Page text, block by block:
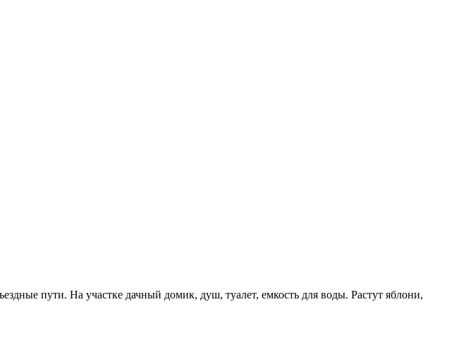
пути. На участке дачный домик, душ, туалет, емкость для воды. Растут яблони,